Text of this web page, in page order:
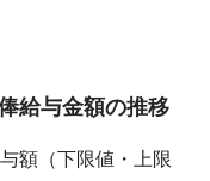
給与金額の推移
額（下限値・上限